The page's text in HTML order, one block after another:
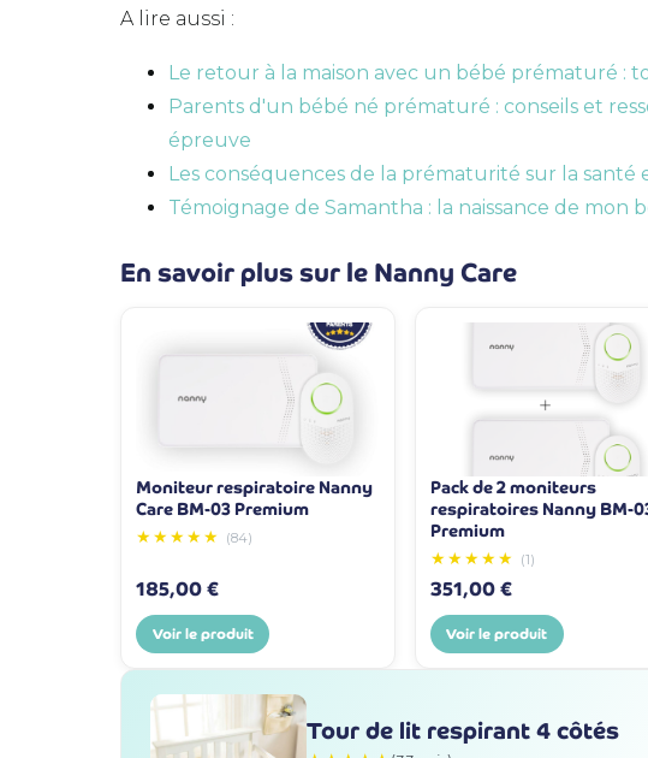
A lire aussi :
Le retour à la maison avec un bébé prématuré :
Parents d'un bébé né prématuré : conseils et
épreuve
Les conséquences de la prématurité sur la
Témoignage de Samantha : la naissance de mon
En savoir plus sur le Nanny Care
Moniteur respiratoire Nanny
Care BM-03 Premium
★★★★★ (84)
185,00 €
Voir le produit
Pack de 2 moniteurs
respiratoires Nanny BM-
Premium
★★★★★ (1)
351,00 €
Voir le produit
Tour de lit respirant 4 côtés